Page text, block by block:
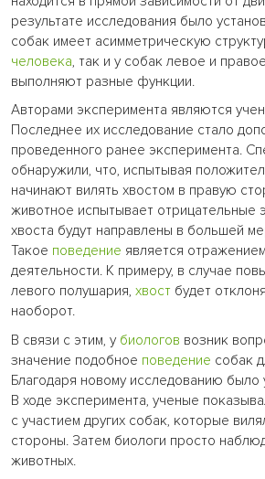
результате исследования было
собак имеет асимметрическую
человека, так и у собак левое и правое
выполняют разные функции.
Авторами эксперимента являются
Последнее их исследование стало
проведенного ранее эксперимента.
обнаружили, что, испытывая
начинают вилять хвостом в правую
животное испытывает отрицательные
хвоста будут направлены в большей
Такое поведение является
деятельности. К примеру, в случае
левого полушария, хвост будет
наоборот.
В связи с этим, у биологов возник
значение подобное поведение собак
Благодаря новому исследованию было
В ходе эксперимента, ученые
с участием других собак, которые
стороны. Затем биологи просто
животных.